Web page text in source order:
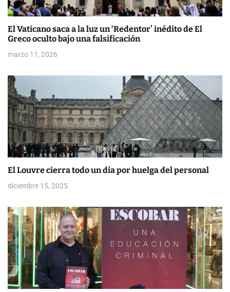
a
d
El Vaticano saca a la luz un ‘Redentor’ inédito de El
Greco oculto bajo una falsificación
marzo 11, 2026
El Louvre cierra todo un día por huelga del personal
diciembre 15, 2025